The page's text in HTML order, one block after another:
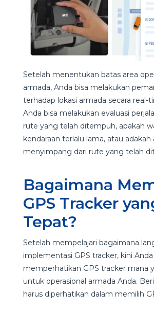
Setelah menentukan batas area
armada, Anda bisa melakukan
terhadap lokasi armada secara real-
Anda bisa melakukan evaluasi
rute yang telah ditempuh, apakah
kendaraan terlalu lama, atau
menyimpang dari rute yang telah
Bagaimana
GPS Tracker
Tepat?
Setelah mempelajari bagaimana
implementasi GPS tracker, kini
memperhatikan GPS tracker mana
untuk operasional armada Anda.
harus diperhatikan dalam memilih